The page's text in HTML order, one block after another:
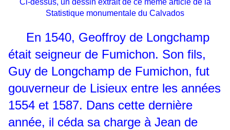
Ci-dessus, un dessin extrait de ce même article de la
Statistique monumentale du Calvados
En 1540, Geoffroy de Longchamp
était seigneur de Fumichon. Son fils,
Guy de Longchamp de Fumichon, fut
gouverneur de Lisieux entre les années
1554 et 1587. Dans cette dernière
année, il céda sa charge à Jean de